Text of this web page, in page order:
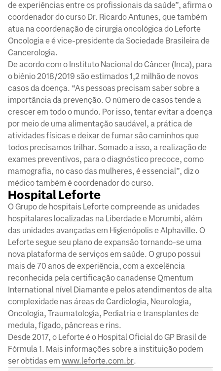
de experiências entre os profissionais da saúde”, afirma o
coordenador do curso Dr. Ricardo Antunes, que também
atua na coordenação de cirurgia oncológica do Leforte
Oncologia e é vice-presidente da Sociedade Brasileira de
Cancerologia.
De acordo com o Instituto Nacional do Câncer (Inca), para
o biênio 2018/2019 são estimados 1,2 milhão de novos
casos da doença. “As pessoas precisam saber sobre a
importância da prevenção. O número de casos tende a
crescer em todo o mundo. Por isso, tentar evitar a doença
por meio de uma alimentação saudável, a prática de
atividades físicas e deixar de fumar são caminhos que
todos precisamos trilhar. Somado a isso, a realização de
exames preventivos, para o diagnóstico precoce, como
mamografia, no caso das mulheres, é essencial”, diz o
médico também é coordenador do curso.
Hospital Leforte
O Grupo de hospitais Leforte compreende as unidades
hospitalares localizadas na Liberdade e Morumbi, além
das unidades avançadas em Higienópolis e Alphaville. O
Leforte segue seu plano de expansão tornando-se uma
nova plataforma de serviços em saúde. O grupo possui
mais de 70 anos de experiência, com a excelência
reconhecida pela certificação canadense Qmentum
International nível Diamante e pelos atendimentos de alta
complexidade nas áreas de Cardiologia, Neurologia,
Oncologia, Traumatologia, Pediatria e transplantes de
medula, fígado, pâncreas e rins.
Desde 2017, o Leforte é o Hospital Oficial do GP Brasil de
Fórmula 1. Mais informações sobre a instituição podem
ser obtidas em www.leforte.com.br.